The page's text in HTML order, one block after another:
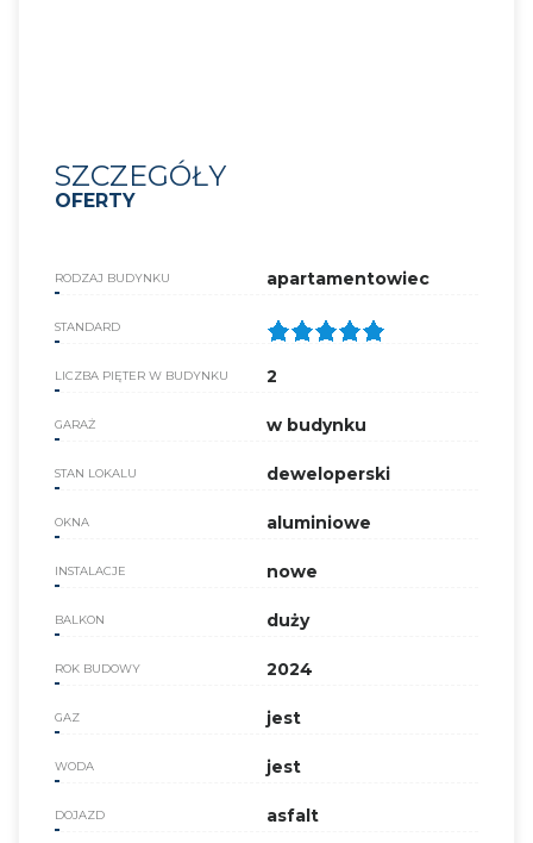
SZCZEGÓŁY
OFERTY
RODZAJ BUDYNKU apartamentowiec
STANDARD
LICZBA PIĘTER W BUDYNKU 2
GARAŻ w budynku
STAN LOKALU deweloperski
OKNA aluminiowe
INSTALACJE nowe
BALKON duży
ROK BUDOWY 2024
GAZ jest
WODA jest
DOJAZD asfalt